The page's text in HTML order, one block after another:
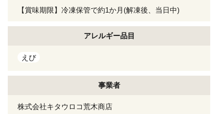
【賞味期限】冷凍保管で約1か月(解凍後、当日中)
アレルギー品目
えび
事業者
株式会社キタウロコ荒木商店